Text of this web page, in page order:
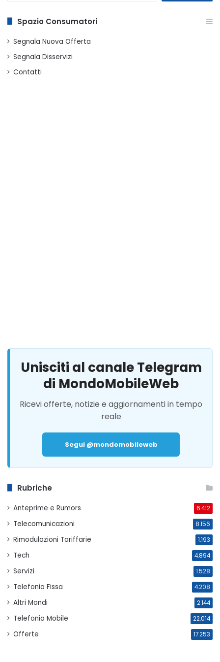
Spazio Consumatori
Segnala Nuova Offerta
Segnala Disservizi
Contatti
Unisciti al canale Telegram
di MondoMobileWeb
Ricevi offerte, notizie e aggiornamenti in tempo
reale
Segui @mondomobileweb
Rubriche
Anteprime e Rumors 6.412
Telecomunicazioni 8.156
Rimodulazioni Tariffarie 1.193
Tech 4.894
Servizi 1.528
Telefonia Fissa 4.208
Altri Mondi 2.144
Telefonia Mobile 22.014
Offerte 17.253